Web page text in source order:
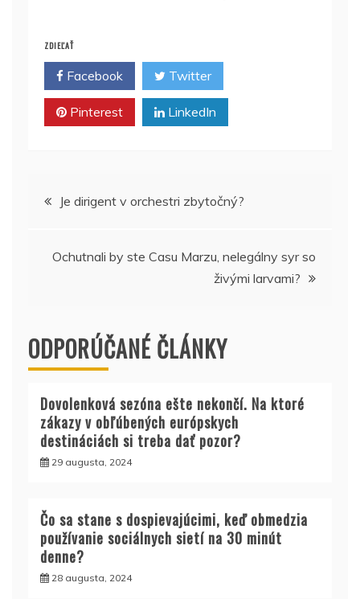
ZDIEĽAŤ
Facebook Twitter
Pinterest LinkedIn
Navigácia
Je dirigent v orchestri zbytočný?
Ochutnali by ste Casu Marzu, nelegálny syr so
živými larvami?
ODPORÚČANÉ ČLÁNKY
Dovolenková sezóna ešte nekončí. Na ktoré
zákazy v obľúbených európskych
destináciách si treba dať pozor?
29 augusta, 2024
Čo sa stane s dospievajúcimi, keď obmedzia
používanie sociálnych sietí na 30 minút
denne?
28 augusta, 2024